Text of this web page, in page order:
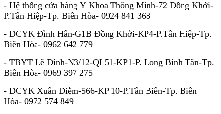
- Hệ thống cửa hàng Y Khoa Thông Minh-72 Đồng Khởi-
P.Tân Hiệp-Tp. Biên Hòa- 0924 841 368
- DCYK Đình Hân-G1B Đồng Khởi-KP4-P.Tân Hiệp-Tp.
Biên Hòa- 0962 642 779
- TBYT Lê Đình-N3/12-QL51-KP1-P. Long Bình Tân-Tp.
Biên Hòa- 0969 397 275
- DCYK Xuân Diễm-566-KP 10-P.Tân Biên-Tp. Biên
Hòa- 0972 574 849